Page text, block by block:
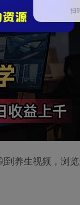
养生视频，浏
扫